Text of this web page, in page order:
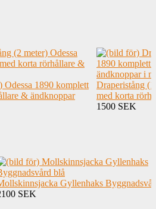
Odessa 1890 komplett
& ändknoppar
Draperistång
med korta
1500 SEK
Gyllenhaks
SEK